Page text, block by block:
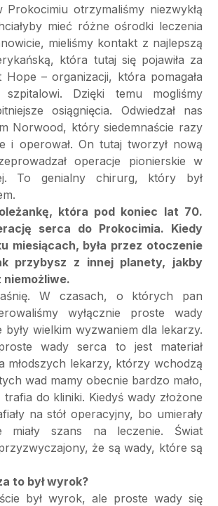
otrzymaliśmy niezwykłą
mieć różne ośrodki leczenia
mieliśmy kontakt z najlepszą
która tutaj się pojawiła za
– organizacji, która pomagała
szpitalowi. Dzięki temu mogliśmy
osiągnięcia. Odwiedzał nas
Norwood, który siedemnaście razy
i operował. On tutaj tworzył nową
operacje pionierskie w
To genialny chirurg, który był
która pod koniec lat 70.
serca do Prokocimia. Kiedy
miesiącach, była przez otoczenie
przybysz z innej planety, jakby
niemożliwe.
W czasach, o których pan
wyłącznie proste wady
wielkim wyzwaniem dla lekarzy.
wady serca to jest materiał
młodszych lekarzy, którzy wchodzą
wad mamy obecnie bardzo mało,
do kliniki. Kiedyś wady złożone
na stół operacyjny, bo umierały
miały szans na leczenie. Świat
że są wady, które są
to był wyrok?
był wyrok, ale proste wady się